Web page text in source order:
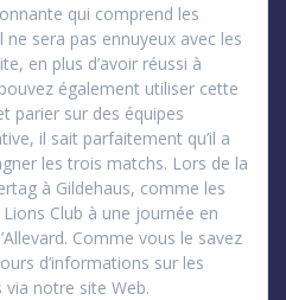
qui comprend les
sera pas ennuyeux avec les
en plus d’avoir réussi à
également utiliser cette
parier sur des équipes
il sait parfaitement qu’il a
les trois matchs. Lors de la
à Gildehaus, comme les
Club à une journée en
Comme vous le savez
d’informations sur les
notre site Web.